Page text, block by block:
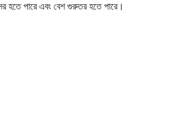
হতে পারে এবং বেশ গুরুতর হতে পারে।